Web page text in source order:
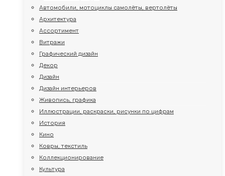
Автомобили, мотоциклы самолёты, вертолёты
Архитектура
Ассортимент
Витражи
Графический дизайн
Декор
Дизайн
Дизайн интерьеров
Живопись, графика
Иллюстрации, раскраски, рисунки по цифрам
История
Кино
Ковры, текстиль
Коллекционирование
Культура